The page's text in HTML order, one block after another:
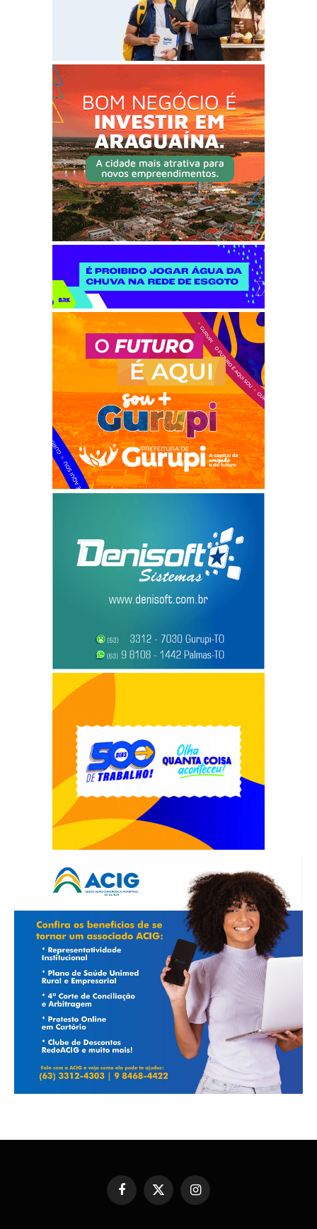
Facebook
X
(Twitter)
Instagram